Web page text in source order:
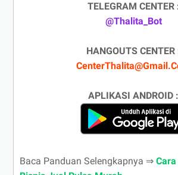
TELEGRAM CENTER
@Thalita_Bot
HANGOUTS CENTER
APLIKASI ANDROID :
Baca Panduan Selengkapnya ⇒